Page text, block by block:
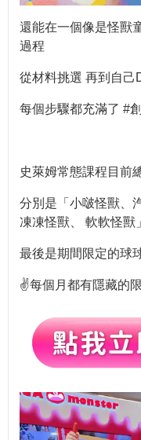
還能在一個像是怪獸
過程
從材料挑選 再到自己
每個步驟都充滿了 #
史萊姆常態課程目前
分別是「小啵怪獸、
凍凍怪獸、 軟軟怪獸」
最後是期間限定的球
✌️每個月都有隱藏的